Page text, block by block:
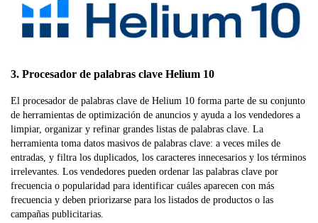
3. Procesador de palabras clave Helium 10
El procesador de palabras clave de Helium 10 forma parte de su conjunto
de herramientas de optimización de anuncios y ayuda a los vendedores a
limpiar, organizar y refinar grandes listas de palabras clave. La
herramienta toma datos masivos de palabras clave: a veces miles de
entradas, y filtra los duplicados, los caracteres innecesarios y los términos
irrelevantes. Los vendedores pueden ordenar las palabras clave por
frecuencia o popularidad para identificar cuáles aparecen con más
frecuencia y deben priorizarse para los listados de productos o las
campañas publicitarias.